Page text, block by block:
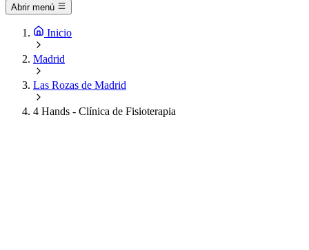
Abrir menú
Inicio
Madrid
Las Rozas de Madrid
4 Hands - Clínica de Fisioterapia